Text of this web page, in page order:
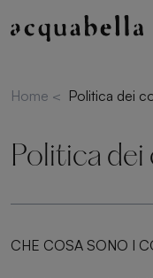
Home < Politica dei
Politica
CHE COSA SONO I